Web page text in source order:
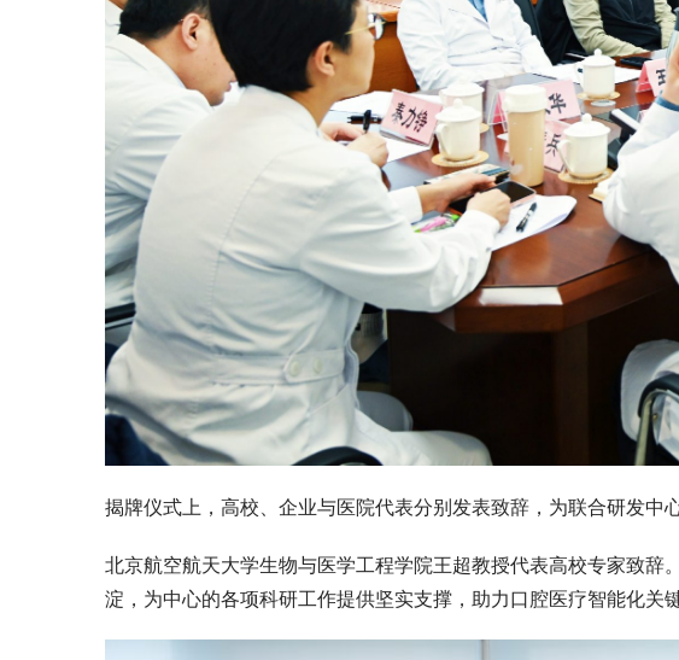
揭牌仪式上，高校、企业与医院代表分别发表致辞，为联合研发中
北京航空航天大学生物与医学工程学院王超教授代表高校专家致
淀，为中心的各项科研工作提供坚实支撑，助力口腔医疗智能化关